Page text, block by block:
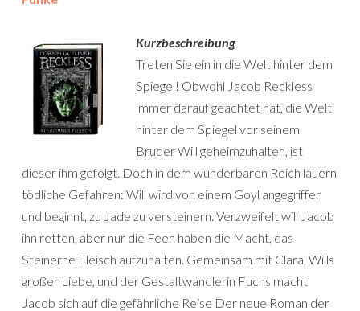
Kurzbeschreibung
Treten Sie ein in die Welt hinter dem
Spiegel! Obwohl Jacob Reckless
immer darauf geachtet hat, die Welt
hinter dem Spiegel vor seinem
Bruder Will geheimzuhalten, ist
dieser ihm gefolgt. Doch in dem wunderbaren Reich lauern
tödliche Gefahren: Will wird von einem Goyl angegriffen
und beginnt, zu Jade zu versteinern. Verzweifelt will Jacob
ihn retten, aber nur die Feen haben die Macht, das
Steinerne Fleisch aufzuhalten. Gemeinsam mit Clara, Wills
großer Liebe, und der Gestaltwandlerin Fuchs macht
Jacob sich auf die gefährliche Reise Der neue Roman der